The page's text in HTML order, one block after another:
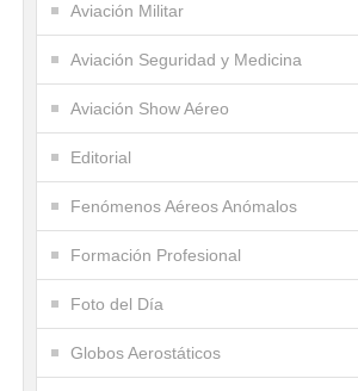
Aviación Militar
Aviación Seguridad y Medicina
Aviación Show Aéreo
Editorial
Fenómenos Aéreos Anómalos
Formación Profesional
Foto del Día
Globos Aerostáticos